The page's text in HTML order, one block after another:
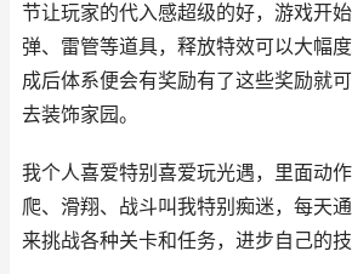
节让玩家的代入感超级的好，游戏开
弹、雷管等道具，释放特效可以大幅
成后体系便会有奖励有了这些奖励就
去装饰家园。
我个人喜爱特别喜爱玩光遇，里面动
爬、滑翔、战斗叫我特别痴迷，每天
来挑战各种关卡和任务，进步自己的技